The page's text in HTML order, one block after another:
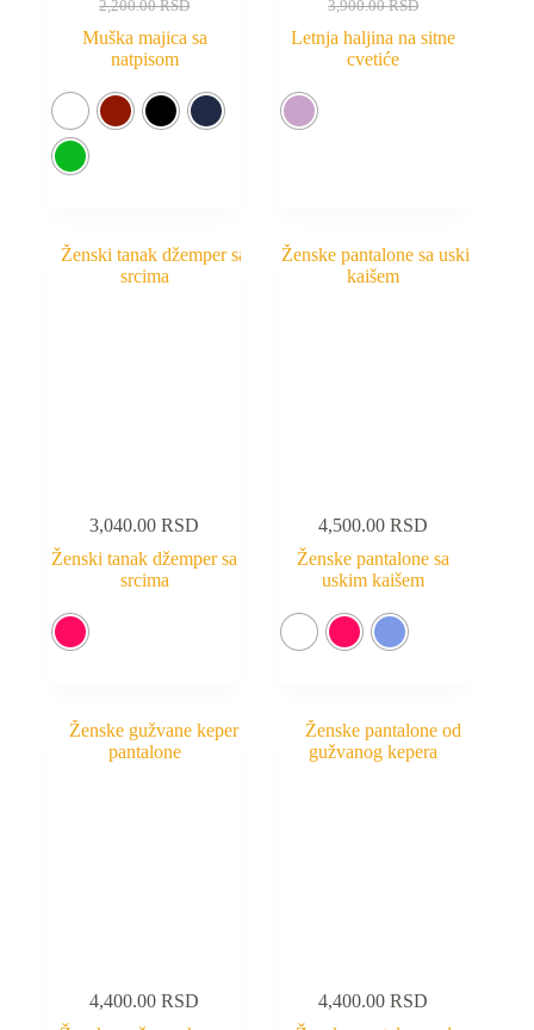
2,200.00RSD
Muška majica sa
natpisom
3,900.00RSD
Letnja haljina na sitne
cvetiće
3,040.00RSD
Ženski tanak džemper sa
srcima
4,500.00RSD
Ženske pantalone sa
uskim kaišem
4,400.00RSD
4,400.00RSD